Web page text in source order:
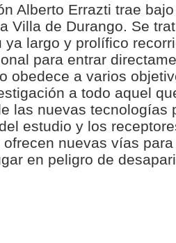
Alberto Errazti trae
Villa de Durango. Se
ya largo y prolífico
para entrar
obedece a varios
a todo aquel
las nuevas tecnologías
estudio y los
nuevas vías
en peligro de